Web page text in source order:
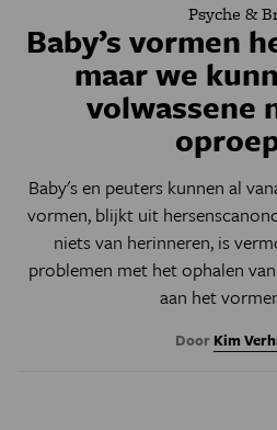
Psyche &
Baby’s vormen
maar we
volwassene
Baby's en peuters kunnen al
vormen, blijkt uit
niets van herinneren, is
problemen met het ophalen
aan het
Door Kim